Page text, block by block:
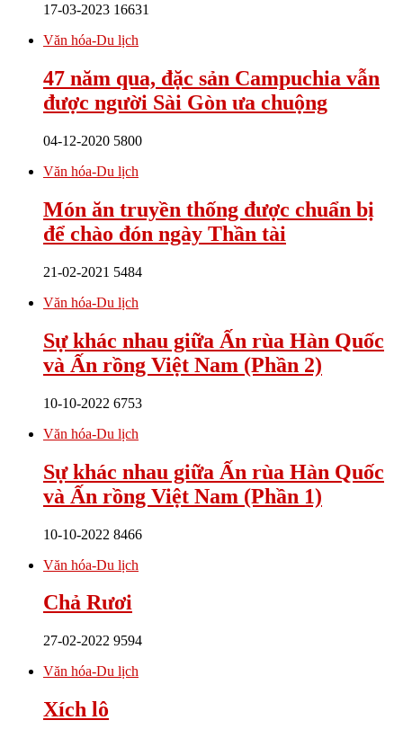
17-03-2023 16631
Văn hóa-Du lịch
47 năm qua, đặc sản Campuchia vẫn
được người Sài Gòn ưa chuộng
04-12-2020 5800
Văn hóa-Du lịch
Món ăn truyền thống được chuẩn bị
để chào đón ngày Thần tài
21-02-2021 5484
Văn hóa-Du lịch
Sự khác nhau giữa Ấn rùa Hàn Quốc
và Ấn rồng Việt Nam (Phần 2)
10-10-2022 6753
Văn hóa-Du lịch
Sự khác nhau giữa Ấn rùa Hàn Quốc
và Ấn rồng Việt Nam (Phần 1)
10-10-2022 8466
Văn hóa-Du lịch
Chả Rươi
27-02-2022 9594
Văn hóa-Du lịch
Xích lô